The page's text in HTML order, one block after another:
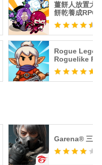
薑餅人放置大
餅乾養成RPG
Rogue
Roguelike
Garena® 三角